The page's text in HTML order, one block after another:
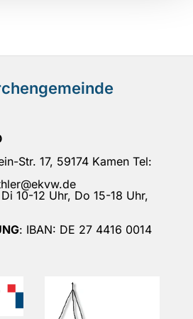
Str. 17, 59174 Kamen Tel:
Di 10-12 Uhr, Do 15-18 Uhr,
: IBAN: DE 27 4416 0014